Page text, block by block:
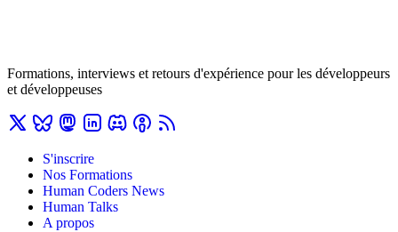
Formations, interviews et retours d'expérience pour les développeurs
et développeuses
S'inscrire
Nos Formations
Human Coders News
Human Talks
A propos